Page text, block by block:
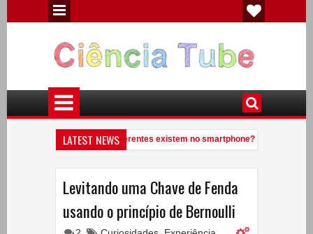
LATEST NEWS
elementos químicos diferentes existem no smartphone?
Levitando uma Chave de Fenda
usando o princípio de Bernoulli